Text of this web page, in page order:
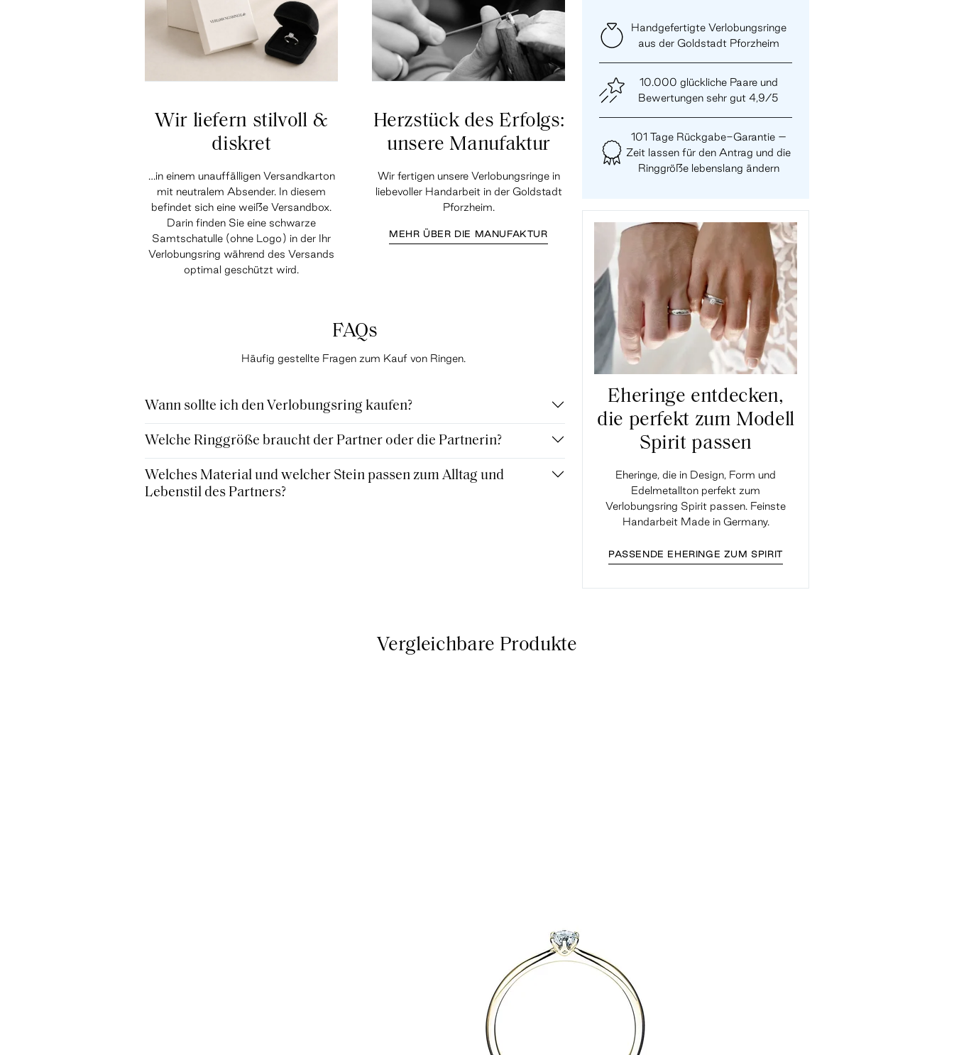
Wir liefern stilvoll &
diskret
…in einem unauffälligen Versandkarton
mit neutralem Absender. In diesem
befindet sich eine weiße Versandbox.
Darin finden Sie eine schwarze
Samtschatulle (ohne Logo) in der Ihr
Verlobungsring während des Versands
optimal geschützt wird.
Herzstück des Erfolgs:
unsere Manufaktur
Wir fertigen unsere Verlobungsringe in
liebevoller Handarbeit in der Goldstadt
Pforzheim.
MEHR ÜBER DIE MANUFAKTUR
FAQs
Häufig gestellte Fragen zum Kauf von Ringen.
Wann sollte ich den Verlobungsring kaufen?
Welche Ringgröße braucht der Partner oder die Partnerin?
Welches Material und welcher Stein passen zum Alltag und
Lebenstil des Partners?
Handgefertigte Verlobungsringe
aus der Goldstadt Pforzheim
10.000 glückliche Paare und
Bewertungen sehr gut 4,9/5
101 Tage Rückgabe-Garantie –
Zeit lassen für den Antrag und die
Ringgröße lebenslang ändern
Eheringe entdecken,
die perfekt zum Modell
Spirit passen
Eheringe, die in Design, Form und
Edelmetallton perfekt zum
Verlobungsring Spirit passen. Feinste
Handarbeit Made in Germany.
PASSENDE EHERINGE ZUM SPIRIT
Vergleichbare Produkte